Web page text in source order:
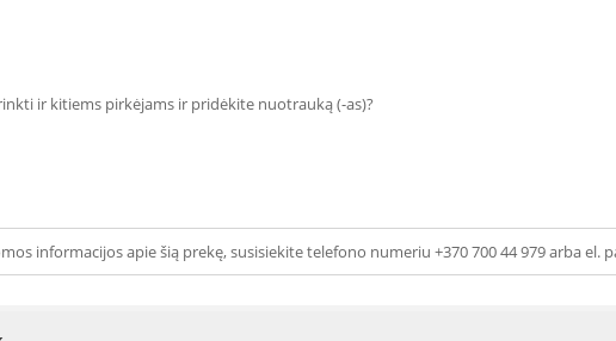
ir kitiems pirkėjams ir pridėkite nuotrauką (-as)?
informacijos apie šią prekę, susisiekite telefono numeriu +370 700 44 979 arba el.